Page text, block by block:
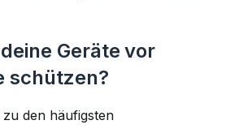
Geräte vor
schützen?
den häufigsten